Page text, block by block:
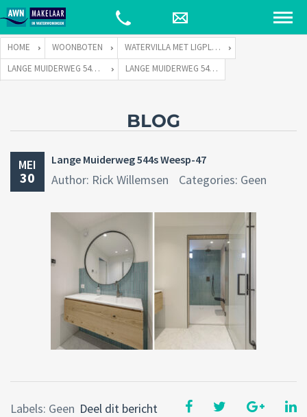
HOME WOONBOTEN
WATERVILLA MET LIGPLAATS
LANGE MUIDERWEG 544 TE 1382 LC WEESP
LANGE MUIDERWEG 544S WEESP-47
BLOG
MEI
30
Lange Muiderweg 544s Weesp-47
Author: Rick Willemsen Categories: Geen
Deel dit bericht
Labels: Geen